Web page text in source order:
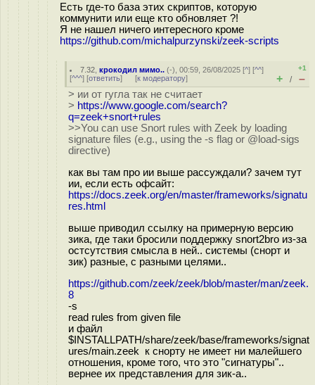
Есть где-то база этих скриптов, которую
коммунити или еще кто обновляет ?!
Я не нашел ничего интересного кроме
https://github.com/michalpurzynski/zeek-scripts
7.32 ,крокодил мимо.. (-), 00:59, 26/08/2025 [^] [^^]
[^^^] [ответить] [к модератору]
+1
+ / –
> ии от гугла так не считает
> https://www.google.com/search?
q=zeek+snort+rules
>>You can use Snort rules with Zeek by loading
signature files (e.g., using the -s flag or @load-sigs
directive)
как вы там про ии выше рассуждали? зачем тут
ии, если есть офсайт:
https://docs.zeek.org/en/master/frameworks/signatu
res.html
выше приводил ссылку на примерную версию
зика, где таки бросили поддержку snort2bro из-за
остсутствия смысла в ней.. системы (снорт и
зик) разные, с разными целями..
https://github.com/zeek/zeek/blob/master/man/zeek.
8
-s
read rules from given file
и файл
$INSTALLPATH/share/zeek/base/frameworks/signat
ures/main.zeek к снорту не имеет ни малейшего
отношения, кроме того, что это "сигнатуры"..
вернее их представления для зик-а..